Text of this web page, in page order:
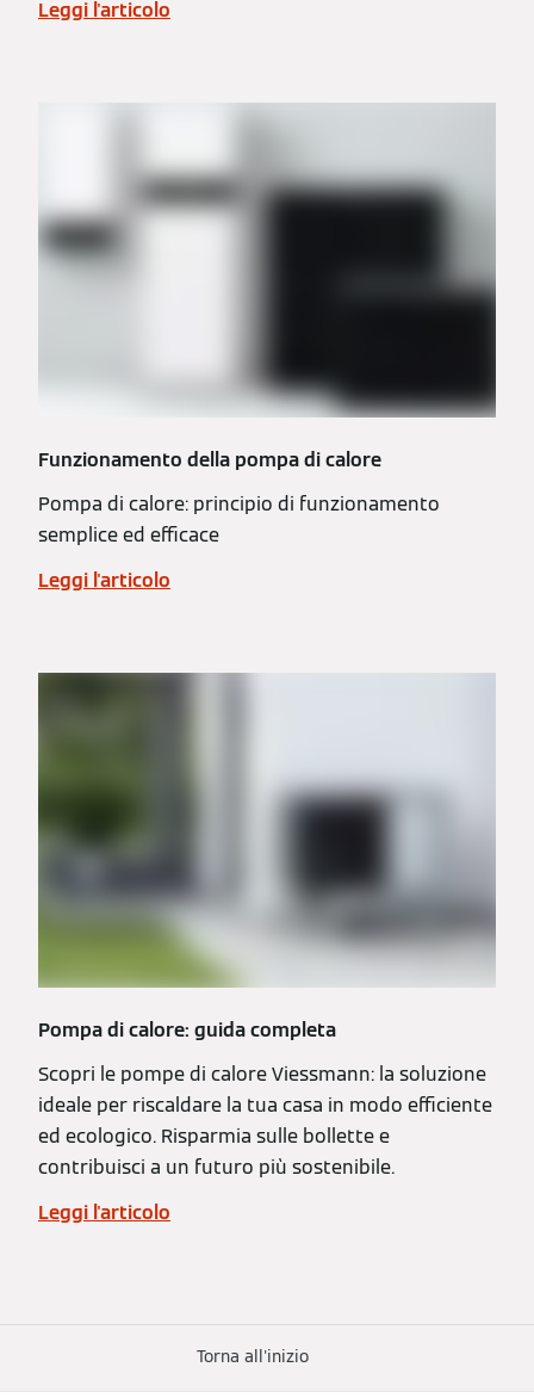
Leggi l'articolo
Funzionamento della pompa di calore
Pompa di calore: principio di funzionamento
semplice ed efficace
Leggi l'articolo
Pompa di calore: guida completa
Scopri le pompe di calore Viessmann: la soluzione
ideale per riscaldare la tua casa in modo efficiente
ed ecologico. Risparmia sulle bollette e
contribuisci a un futuro più sostenibile.
Leggi l'articolo
Torna all'inizio